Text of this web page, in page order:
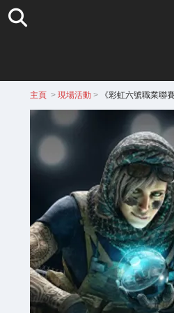
主頁 > 現場活動> 《彩虹六號職業聯